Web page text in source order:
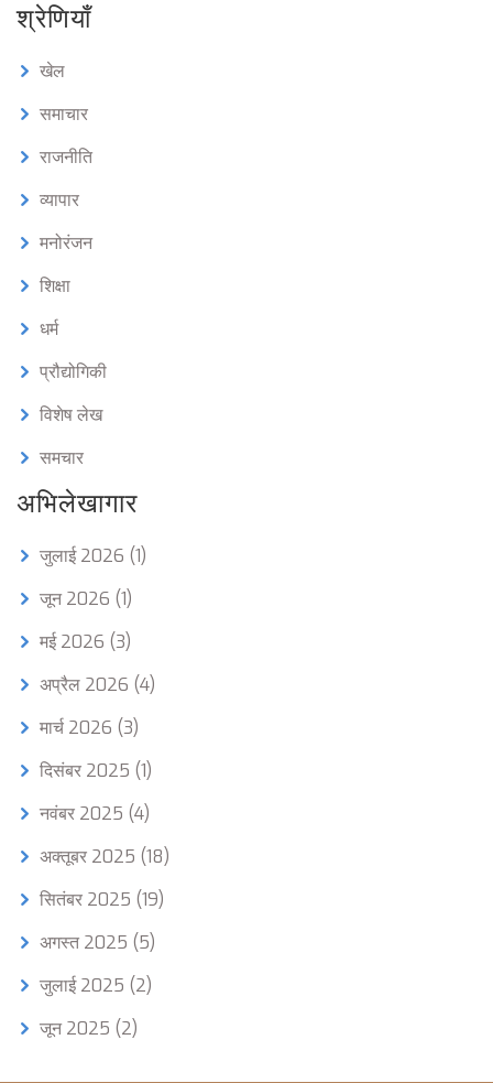
श्रेणियाँ
खेल
समाचार
राजनीति
व्यापार
मनोरंजन
शिक्षा
धर्म
प्रौद्योगिकी
विशेष लेख
समचार
अभिलेखागार
जुलाई 2026 (1)
जून 2026 (1)
मई 2026 (3)
अप्रैल 2026 (4)
मार्च 2026 (3)
दिसंबर 2025 (1)
नवंबर 2025 (4)
अक्तूबर 2025 (18)
सितंबर 2025 (19)
अगस्त 2025 (5)
जुलाई 2025 (2)
जून 2025 (2)